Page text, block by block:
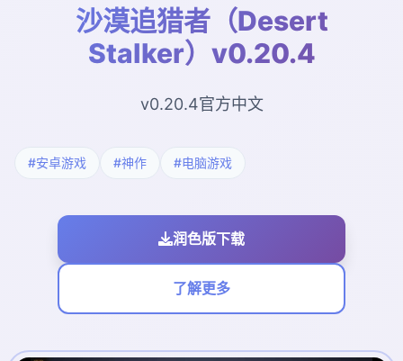
沙漠追猎者（Desert
Stalker）v0.20.4
v0.20.4官方中文
#安卓游戏 #神作 #电脑游戏
润色版下载
了解更多